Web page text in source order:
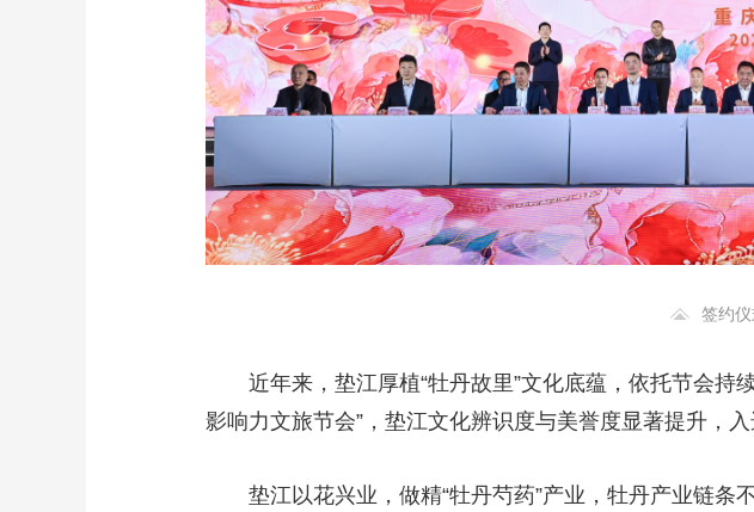
签约仪
近年来，垫江厚植“牡丹故里”文化底蕴，依托节会持
影响力文旅节会”，垫江文化辨识度与美誉度显著提升，
垫江以花兴业，做精“牡丹芍药”产业，牡丹产业链